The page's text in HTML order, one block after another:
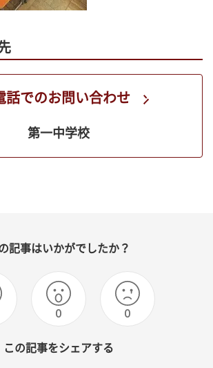
話でのお問い合わせ
第一中学校
記事はいかがでしたか？
0 0
この記事をシェアする